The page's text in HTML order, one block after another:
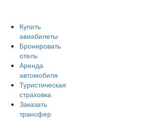
Купить
авиабилеты
Бронировать
отель
Аренда
автомобиля
Туристическая
страховка
Заказать
трансфер